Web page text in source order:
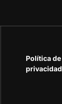
Política de
privacidad